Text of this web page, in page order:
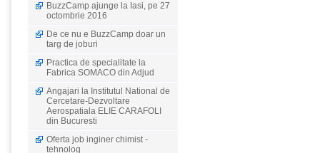
BuzzCamp ajunge la Iasi, pe 27
octombrie 2016
De ce nu e BuzzCamp doar un
targ de joburi
Practica de specialitate la
Fabrica SOMACO din Adjud
Angajari la Institutul National de
Cercetare-Dezvoltare
Aerospatiala ELIE CARAFOLI
din Bucuresti
Oferta job inginer chimist -
tehnolog